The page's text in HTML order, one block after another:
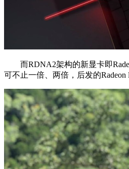
而RDNA2架构的新显卡即
可不止一倍、两倍，后发的